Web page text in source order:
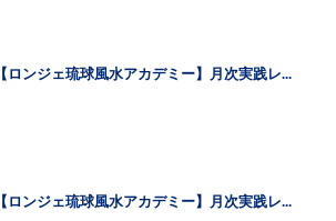
【ロンジェ琉球風水アカデミー】月次実践レ...
【ロンジェ琉球風水アカデミー】月次実践レ...